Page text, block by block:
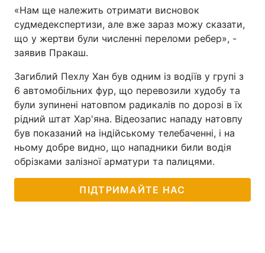
«Нам ще належить отримати висновок
судмедекспертизи, але вже зараз можу сказати,
що у жертви були численні переломи ребер», -
заявив Пракаш.
Загиблий Пехлу Хан був одним із водіїв у групі з
6 автомобільних фур, що перевозили худобу та
були зупинені натовпом радикалів по дорозі в їх
рідний штат Хар'яна. Відеозапис нападу натовпу
був показаний на індійському телебаченні, і на
ньому добре видно, що нападники били водія
обрізками залізної арматури та палицями.
ПІДТРИМАЙТЕ НАС